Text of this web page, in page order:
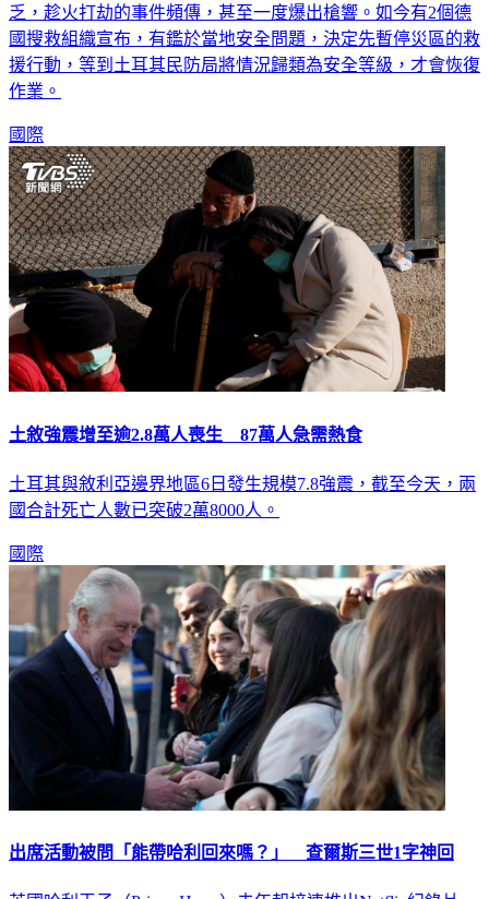
乏，趁火打劫的事件頻傳，甚至一度爆出槍響。如今有2個德
國搜救組織宣布，有鑑於當地安全問題，決定先暫停災區的救
援行動，等到土耳其民防局將情況歸類為安全等級，才會恢復
作業。
國際
土敘強震增至逾2.8萬人喪生 87萬人急需熱食
土耳其與敘利亞邊界地區6日發生規模7.8強震，截至今天，兩
國合計死亡人數已突破2萬8000人。
國際
出席活動被問「能帶哈利回來嗎？」 查爾斯三世1字神回